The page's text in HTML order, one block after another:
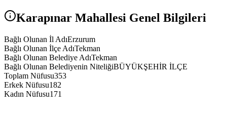
Karapınar Mahallesi Genel Bilgileri
Bağlı Olunan İl AdıErzurum
Bağlı Olunan İlçe AdıTekman
Bağlı Olunan Belediye AdıTekman
Bağlı Olunan Belediyenin NiteliğiBÜYÜKŞEHİR İLÇE
Toplam Nüfusu353
Erkek Nüfusu182
Kadın Nüfusu171